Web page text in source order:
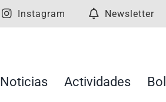
Instagram Newsletter
Noticias Actividades